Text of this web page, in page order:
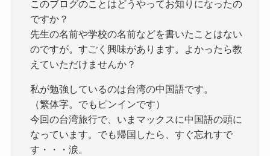
このブログのことはどうやってお知りになったの
ですか？
先生の名前や学校の名前などを書いたことはない
のですが。すごく興味があります。よかったら教
えていただけませんか？
私が勉強しているのは台湾の中国語です。
（繁体字。でもピンインです）
今回の台湾旅行で、いまマックスに中国語の頭に
なっています。でも帰国したら、すぐ忘れすで
す・・・涙。